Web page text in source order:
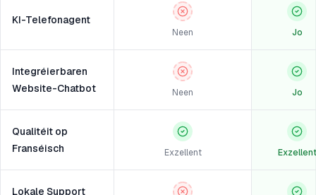
KI-Telefonagent
Neen Jo
Integréierbaren
Website-Chatbot
Neen Jo
Qualitéit op
Franséisch
Exzellent Exzellent
Lokale Support